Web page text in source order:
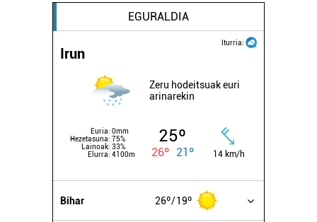
EGURALDIA
Iturria:
Irun
Zeru hodeitsuak euri
arinarekin
Euria: 0mm
Hezetasuna: 75%
Lainoak: 33%
Elurra: 4100m
25º
26º 21º 14 km/h
Bihar 26º 19º